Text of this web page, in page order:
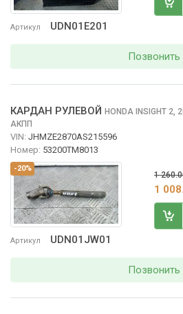
Артикул UDN01E201
Позвонить
-20%
Артикул UDN01JW01
КАРДАН РУЛЕВОЙ HONDA INSIGHT 2,
АКПП
VIN: JHMZE2870AS215596
Номер: 53200TM8013
1
1
Позвонить